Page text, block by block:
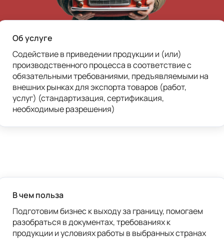
Об услуге
Содействие в приведении продукции и (или)
производственного процесса в соответствие с
обязательными требованиями, предъявляемыми на
внешних рынках для экспорта товаров (работ,
услуг) (стандартизация, сертификация,
необходимые разрешения)
В чем польза
Подготовим бизнес к выходу за границу, помогаем
разобраться в документах, требованиях к
продукции и условиях работы в выбранных странах